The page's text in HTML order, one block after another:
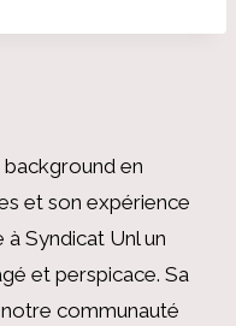
en
et son expérience
Syndicat Unl un
et perspicace. Sa
communauté